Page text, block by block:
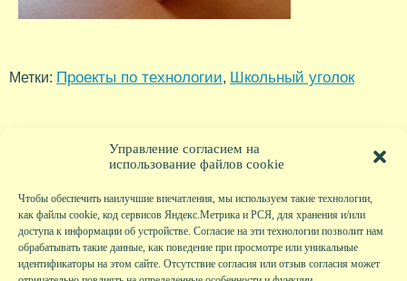
Управление согласием на
использование файлов cookie
Чтобы обеспечить наилучшие впечатления, мы используем такие технологии,
как файлы cookie, код сервисов Яндекс.Метрика и РСЯ, для хранения и/или
доступа к информации об устройстве. Согласие на эти технологии позволит нам
обрабатывать такие данные, как поведение при просмотре или уникальные
идентификаторы на этом сайте. Отсутствие согласия или отзыв согласия может
Метки: Проекты по технологии, Школьный уголок